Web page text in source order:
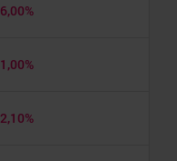
6,00%
1,00%
2,10%